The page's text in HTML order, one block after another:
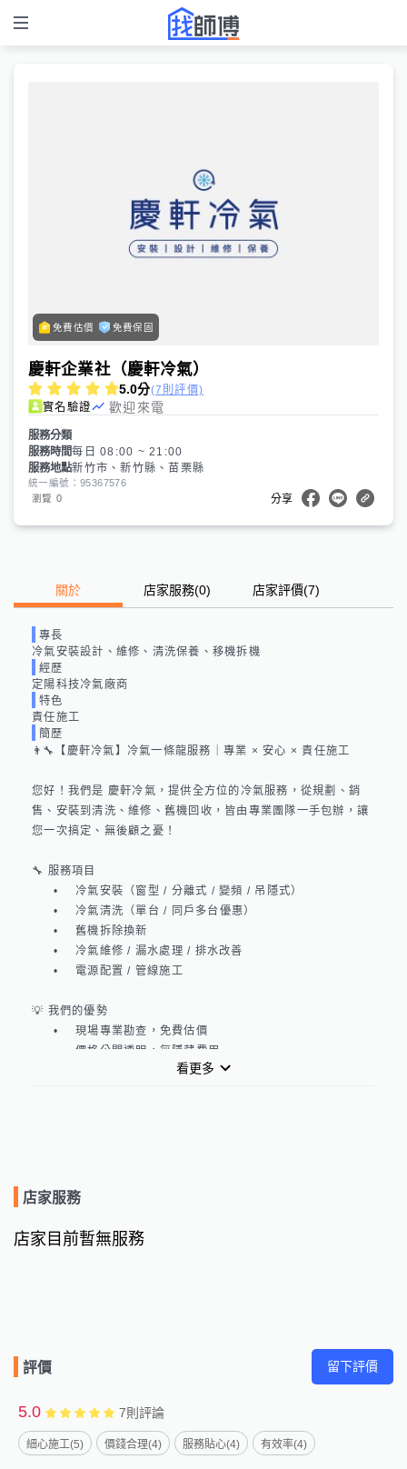
免費估價 免費保固
慶軒企業社（慶軒冷氣）
5.0分(7則評價)
實名驗證
歡迎來電
服務分類
服務時間每日 08:00 ~ 21:00
服務地點新竹市、新竹縣、苗栗縣
統一編號：95367576
瀏覽 0 分享
關於 店家服務(0) 店家評價(7)
專長
冷氣安裝設計、維修、清洗保養、移機拆機
經歷
定陽科技冷氣廠商
特色
責任施工
簡歷
👨‍🔧【慶軒冷氣】冷氣一條龍服務｜專業 × 安心 × 責任施工
您好！我們是 慶軒冷氣，提供全方位的冷氣服務，從規劃、銷
售、安裝到清洗、維修、舊機回收，皆由專業團隊一手包辦，讓
您一次搞定、無後顧之憂！
🔧 服務項目
💡 我們的優勢
（慶軒企業社｜合法登記，安心有保障）
看更多
店家服務
店家目前暫無服務
評價 留下評價
5.0 7則評論
細心施工(5) 價錢合理(4) 服務貼心(4) 有效率(4)